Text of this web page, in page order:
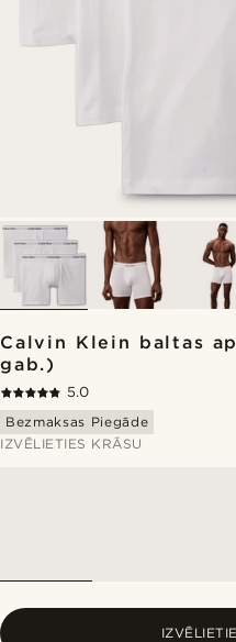
Calvin Klein baltas
gab.)
5.0
Bezmaksas Piegāde
IZVĒLIETIES KRĀSU